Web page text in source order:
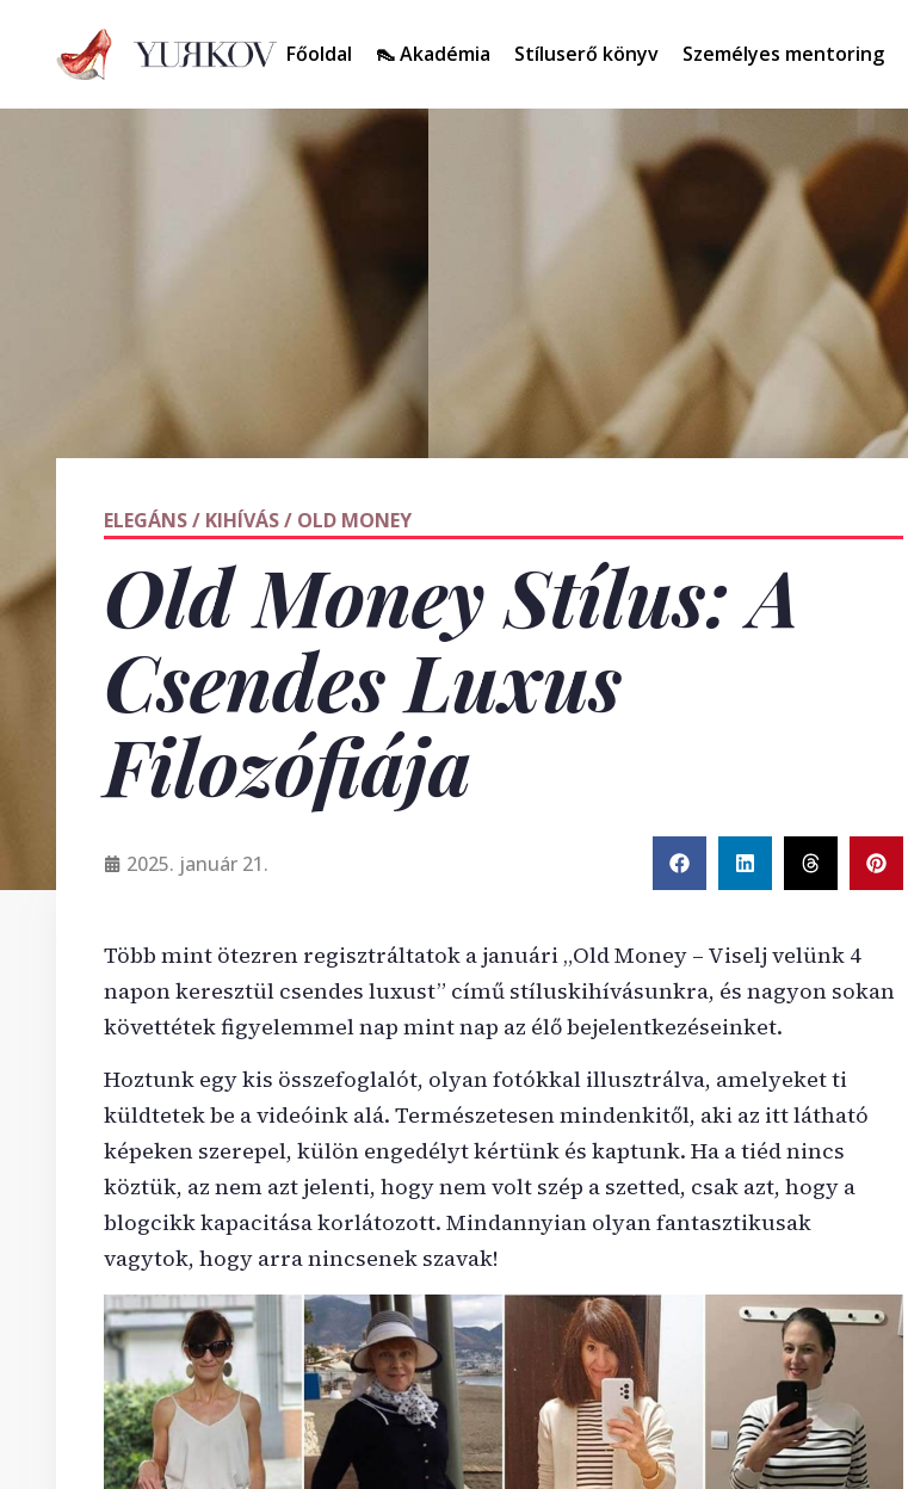
Főoldal 👠 Akadémia Stíluserő könyv Személyes mentoring
ELEGÁNS/ KIHÍVÁS/ OLD MONEY
Old Money Stílus: A
Csendes Luxus
Filozófiája
2025. január 21.
Több mint ötezren regisztráltatok a januári „Old Money – Viselj velünk 4
napon keresztül csendes luxust” című stíluskihívásunkra, és nagyon sokan
követtétek figyelemmel nap mint nap az élő bejelentkezéseinket.
Hoztunk egy kis összefoglalót, olyan fotókkal illusztrálva, amelyeket ti
küldtetek be a videóink alá. Természetesen mindenkitől, aki az itt látható
képeken szerepel, külön engedélyt kértünk és kaptunk. Ha a tiéd nincs
köztük, az nem azt jelenti, hogy nem volt szép a szetted, csak azt, hogy a
blogcikk kapacitása korlátozott. Mindannyian olyan fantasztikusak
vagytok, hogy arra nincsenek szavak!